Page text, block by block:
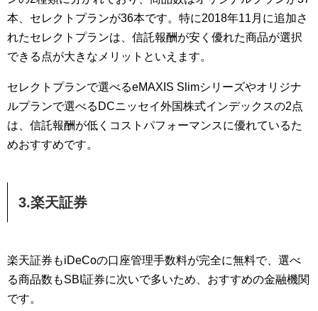
本、セレクトプランが36本です。特に2018年11月に追加さ
れたセレクトプランは、信託報酬が安く優れた商品が選択
できる点が大きなメリットといえます。
セレクトプランで選べるeMAXIS Slimシリーズやオリジナ
ルプランで選べるDCニッセイ外国株式インデックスの2点
は、信託報酬が低くコストパフォーマンスに優れているた
めおすすめです。
3.楽天証券
楽天証券もiDeCoの口座管理手数料が完全に無料で、選べ
る商品数もSBI証券に次いで多いため、おすすめの金融機関
です。